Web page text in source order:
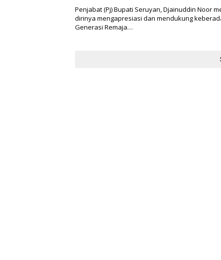
Penjabat (Pj) Bupati Seruyan, Djainuddin Noor
dirinya mengapresiasi dan mendukung
Generasi Remaja…